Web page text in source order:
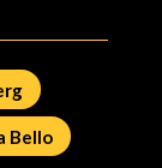
Bello